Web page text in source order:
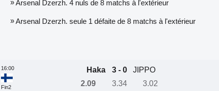
»Arsenal Dzerzh. 4 nuls de 8 matchs à l'extérieur
»Arsenal Dzerzh. seule 1 défaite de 8 matchs à l'extérieur
16:00
Fin2
Haka 3 - 0
JIPPO
2.09
3.34 3.02